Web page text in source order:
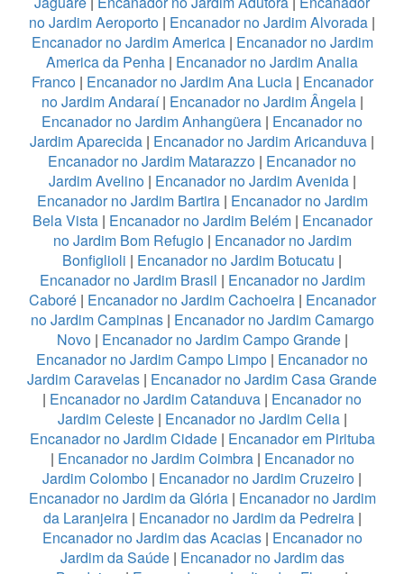
no Jardim Aeroporto | Encanador no Jardim Alvorada |
Encanador no Jardim America| Encanador no Jardim
America da Penha | Encanador no Jardim Analia
Franco| Encanador no Jardim Ana Lucia| Encanador
no Jardim Andaraí| Encanador no Jardim Ângela|
Encanador no Jardim Anhangüera | Encanador no
Jardim Aparecida | Encanador no Jardim Aricanduva |
Encanador no Jardim Matarazzo | Encanador no
Jardim Avelino| Encanador no Jardim Avenida|
Encanador no Jardim Bartira| Encanador no Jardim
Bela Vista| Encanador no Jardim Belém| Encanador
no Jardim Bom Refugio| Encanador no Jardim
Bonfiglioli | Encanador no Jardim Botucatu |
Encanador no Jardim Brasil | Encanador no Jardim
Caboré| Encanador no Jardim Cachoeira| Encanador
no Jardim Campinas| Encanador no Jardim Camargo
Novo| Encanador no Jardim Campo Grande|
Encanador no Jardim Campo Limpo | Encanador no
Jardim Caravelas | Encanador no Jardim Casa Grande
| Encanador no Jardim Catanduva | Encanador no
Jardim Celeste| Encanador no Jardim Celia|
Encanador no Jardim Cidade| Encanador em Pirituba
| Encanador no Jardim Coimbra| Encanador no
Jardim Colombo | Encanador no Jardim Cruzeiro |
Encanador no Jardim da Glória| Encanador no Jardim
da Laranjeira| Encanador no Jardim da Pedreira|
Encanador no Jardim das Acacias| Encanador no
Jardim da Saúde| Encanador no Jardim das